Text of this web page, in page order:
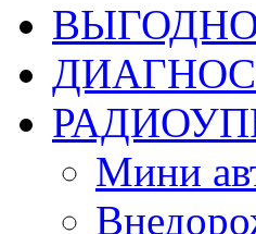
Мини